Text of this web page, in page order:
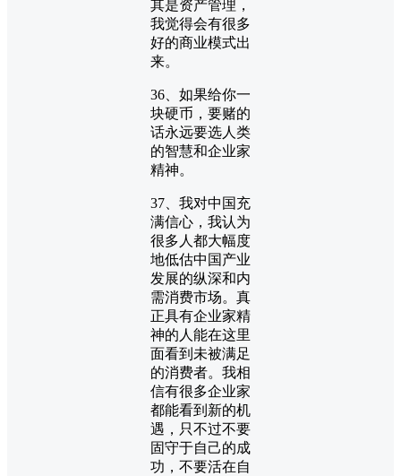
其是资产管理，
我觉得会有很多
好的商业模式出
来。
36、如果给你一
块硬币，要赌的
话永远要选人类
的智慧和企业家
精神。
37、我对中国充
满信心，我认为
很多人都大幅度
地低估中国产业
发展的纵深和内
需消费市场。真
正具有企业家精
神的人能在这里
面看到未被满足
的消费者。我相
信有很多企业家
都能看到新的机
遇，只不过不要
固守于自己的成
功，不要活在自